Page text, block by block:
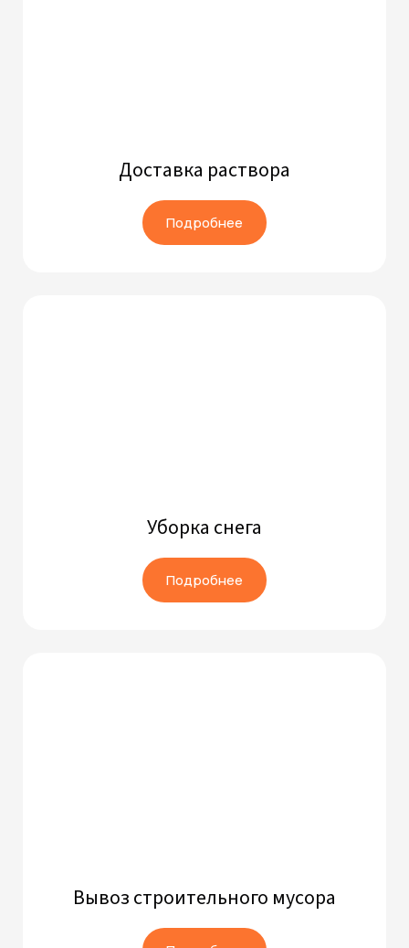
Доставка раствора
Подробнее
Уборка снега
Подробнее
Вывоз строительного мусора